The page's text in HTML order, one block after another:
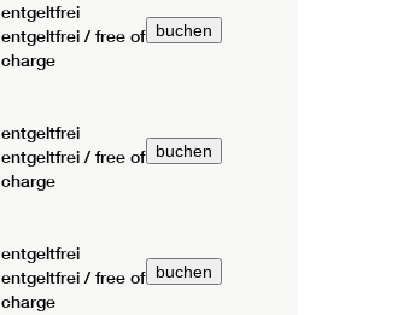
entgeltfrei
entgeltfrei / free of
charge
entgeltfrei
entgeltfrei / free of
charge
entgeltfrei
entgeltfrei / free of
charge